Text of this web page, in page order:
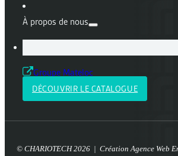
À propos de nous
Groupe Mateloc
DÉCOUVRIR LE CATALOGUE
© CHARIOTECH 2026 | Création Agence Web